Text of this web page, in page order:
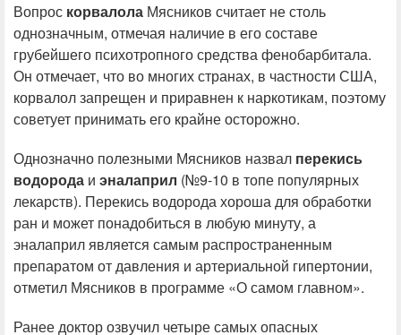
Вопрос корвалола Мясников считает не столь
однозначным, отмечая наличие в его составе
грубейшего психотропного средства фенобарбитала.
Он отмечает, что во многих странах, в частности США,
корвалол запрещен и приравнен к наркотикам, поэтому
советует принимать его крайне осторожно.
Однозначно полезными Мясников назвал перекись
водорода и эналаприл (№9-10 в топе популярных
лекарств). Перекись водорода хороша для обработки
ран и может понадобиться в любую минуту, а
эналаприл является самым распространенным
препаратом от давления и артериальной гипертонии,
отметил Мясников в программе «О самом главном».
Ранее доктор озвучил четыре самых опасных